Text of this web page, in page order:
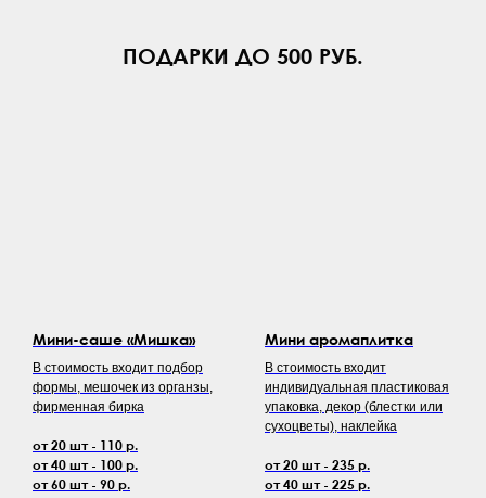
ПОДАРКИ ДО 500 РУБ.
Мини-саше «Мишка»
В стоимость входит подбор
формы, мешочек из органзы,
фирменная бирка
от 20 шт - 110 р.
от 40 шт - 100 р.
от 60 шт - 90 р.
Мини аромаплитка
В стоимость входит
индивидуальная пластиковая
упаковка, декор (блестки или
сухоцветы), наклейка
от 20 шт - 235 р.
от 40 шт - 225 р.